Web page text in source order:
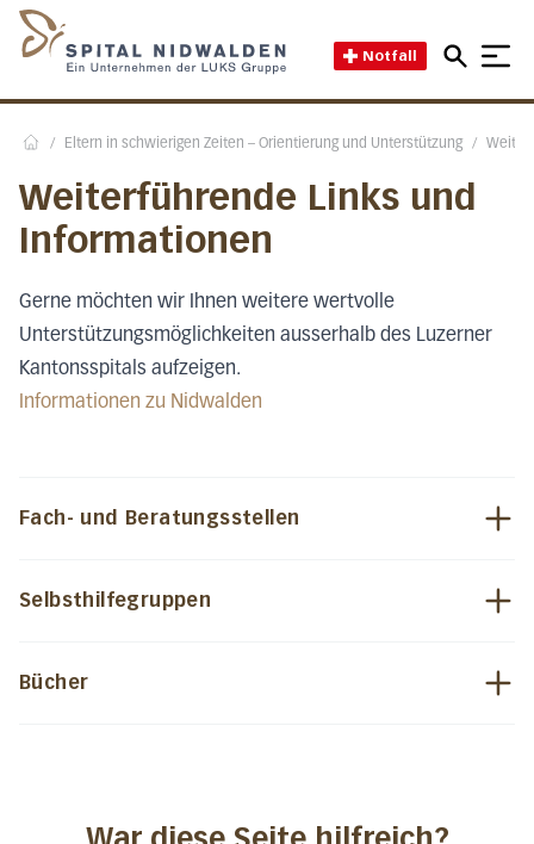
Notfall
/ Eltern in schwierigen Zeiten – Orientierung und Unterstützung /
Weiterführende Links und
Informationen
Gerne möchten wir Ihnen weitere wertvolle
Unterstützungsmöglichkeiten ausserhalb des Luzerner
Kantonsspitals aufzeigen.
Informationen zu Nidwalden
Fach- und Beratungsstellen
Selbsthilfegruppen
Bücher